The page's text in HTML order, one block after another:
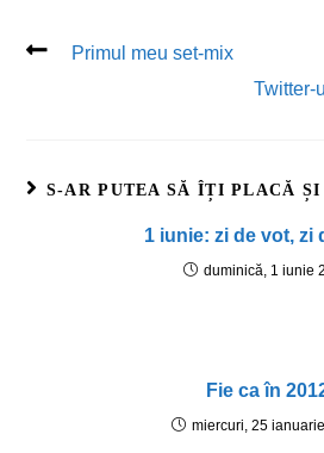
Primul meu set-mix
Twitter-
S-AR PUTEA SĂ ÎȚI PLACĂ ȘI
1 iunie: zi de vot, zi
duminică, 1 iunie
Fie ca în
miercuri, 25